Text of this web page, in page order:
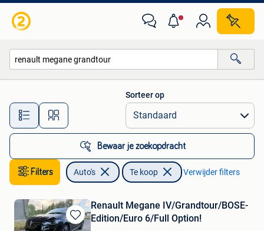
Alle afstanden…
Sorteer op
Bewaar je zoekopdracht
Filters Auto's Te koop Verwijder filters
Bewaren
Renault Megane IV/Grandtour/BOSE-
Edition/Euro 6/Full Option!